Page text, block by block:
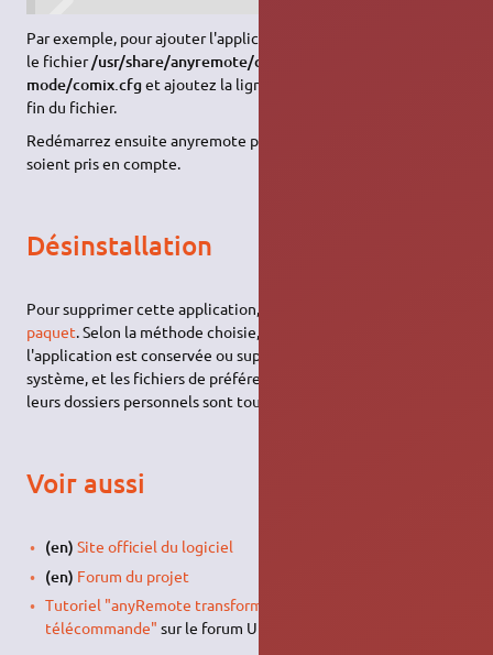
Par exemple, pour ajouter l'application Comix au menu,
le fichier/usr/share/anyremote/cfg-data/server-
mode/comix.cfget ajoutez la ligne ci-dessus au début ou à la
fin du fichier.
Redémarrez ensuite anyremote pour que les changements
soient pris en compte.
Désinstallation
Pour supprimer cette application, il suffit de
paquet. Selon la méthode choisie, la configuration globale de
l'application est conservée ou supprimée. Les journaux du
système, et les fichiers de préférence des utilisateurs dans
leurs dossiers personnels sont toujours conservés.
Voir aussi
(en) Site officiel du logiciel
(en) Forum du projet
Tutoriel "anyRemote transforme votre portable en
télécommande" sur le forum Ubuntu-fr